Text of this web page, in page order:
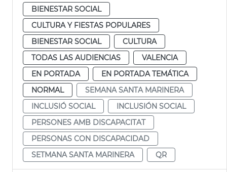
BIENESTAR SOCIAL
CULTURA Y FIESTAS POPULARES
BIENESTAR SOCIAL
CULTURA
TODAS LAS AUDIENCIAS
VALENCIA
EN PORTADA
EN PORTADA TEMÁTICA
NORMAL
SEMANA SANTA MARINERA
INCLUSIÓ SOCIAL
INCLUSIÓN SOCIAL
PERSONES AMB DISCAPACITAT
PERSONAS CON DISCAPACIDAD
SETMANA SANTA MARINERA
QR